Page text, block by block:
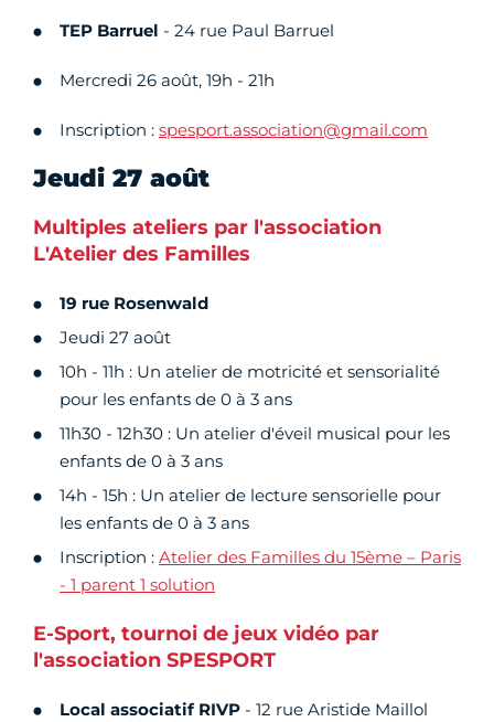
TEP Barruel - 24 rue Paul Barruel
Mercredi 26 août, 19h - 21h
Inscription : spesport.association@gmail.com
Jeudi 27 août
Multiples ateliers par l'association
L'Atelier des Familles
19 rue Rosenwald
Jeudi 27 août
10h - 11h : Un atelier de motricité et sensorialité
pour les enfants de 0 à 3 ans
11h30 - 12h30 : Un atelier d'éveil musical pour les
enfants de 0 à 3 ans
14h - 15h : Un atelier de lecture sensorielle pour
les enfants de 0 à 3 ans
Inscription : Atelier des Familles du 15ème – Paris
- 1 parent 1 solution
E-Sport, tournoi de jeux vidéo par
l'association SPESPORT
Local associatif RIVP - 12 rue Aristide Maillol